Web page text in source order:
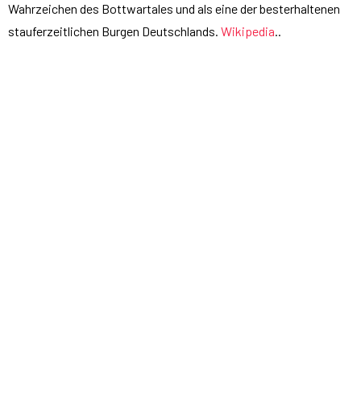
Wahrzeichen des Bottwartales und als eine der besterhaltenen
stauferzeitlichen Burgen Deutschlands. Wikipedia..